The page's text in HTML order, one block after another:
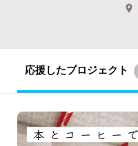
応援したプロジェクト